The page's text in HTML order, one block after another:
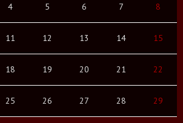
4 5 6 7 8
11 12 13 14 15
18 19 20 21 22
25 26 27 28 29